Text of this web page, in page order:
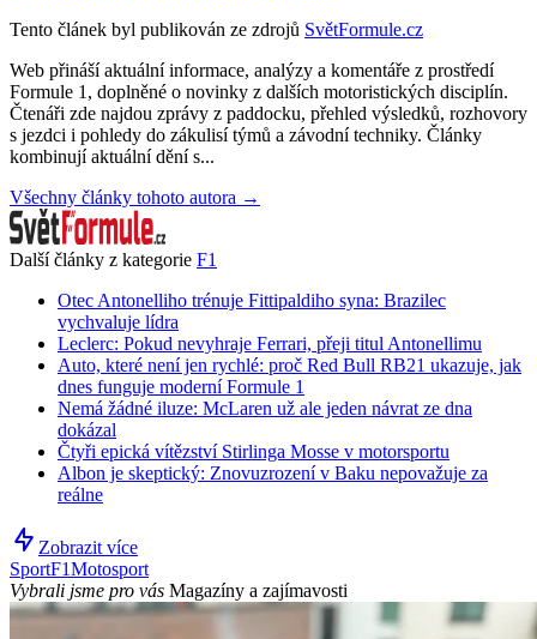
Tento článek byl publikován ze zdrojů SvětFormule.cz
Web přináší aktuální informace, analýzy a komentáře z prostředí
Formule 1, doplněné o novinky z dalších motoristických disciplín.
Čtenáři zde najdou zprávy z paddocku, přehled výsledků, rozhovory
s jezdci i pohledy do zákulisí týmů a závodní techniky. Články
kombinují aktuální dění s...
Všechny články tohoto autora →
Další články z kategorie F1
Otec Antonelliho trénuje Fittipaldiho syna: Brazilec
vychvaluje lídra
Leclerc: Pokud nevyhraje Ferrari, přeji titul Antonellimu
Auto, které není jen rychlé: proč Red Bull RB21 ukazuje, jak
dnes funguje moderní Formule 1
Nemá žádné iluze: McLaren už ale jeden návrat ze dna
dokázal
Čtyři epická vítězství Stirlinga Mosse v motorsportu
Albon je skeptický: Znovuzrození v Baku nepovažuje za
reálne
Zobrazit více
SportF1Motosport
Vybrali jsme pro vás Magazíny a zajímavosti